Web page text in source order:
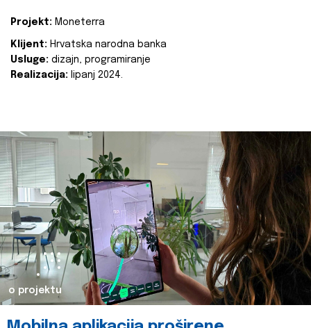
Projekt: Moneterra
Klijent: Hrvatska narodna banka
Usluge: dizajn, programiranje
Realizacija: lipanj 2024.
o projektu